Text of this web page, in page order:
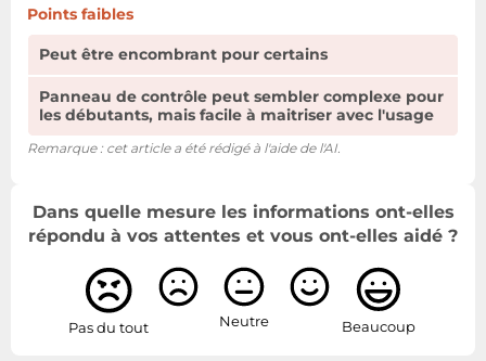
Points faibles
Peut être encombrant pour certains
Panneau de contrôle peut sembler complexe pour
les débutants, mais facile à maitriser avec l'usage
Remarque : cet article a été rédigé à l'aide de l'AI.
Dans quelle mesure les informations ont-elles
répondu à vos attentes et vous ont-elles aidé ?
Pas du tout Neutre Beaucoup